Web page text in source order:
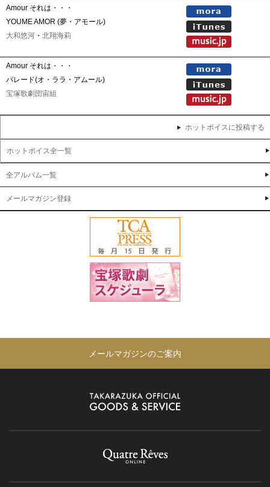
Amour それは・・・
YOUME AMOR (夢・アモール)
大和悠河 ・ 北翔海莉
Amour それは・・・
パレード(オ・ララ・アムール)
宝塚歌劇団宙組
ホットボイスに投稿する
ホットボイス全一覧
全アルバム一覧
メールマガジン登録
メールマガジンのご案内